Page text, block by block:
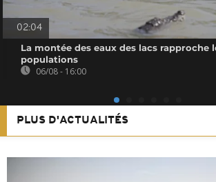
02:04
La montée des eaux des lacs rapproche
populations
06/08 - 16:00
PLUS D'ACTUALITÉS